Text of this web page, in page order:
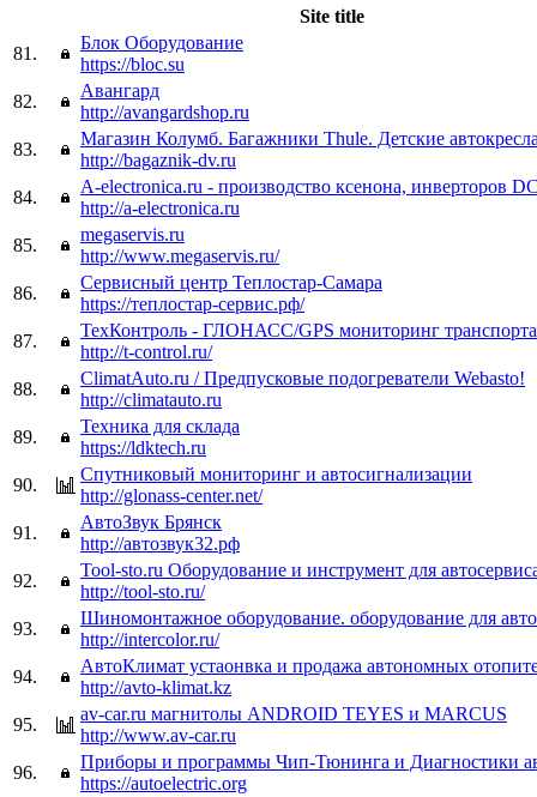
Site title
81.
Блок Оборудование
https://bloc.su
82.
Авангард
http://avangardshop.ru
83.
Магазин Колумб. Багажники Thule. Детские
http://bagaznik-dv.ru
84.
A-electronica.ru - производство ксенона, инверторов
http://a-electronica.ru
85.
megaservis.ru
http://www.megaservis.ru/
86.
Сервисный центр Теплостар-Самара
https://теплостар-сервис.рф/
87.
ТехКонтроль - ГЛОНАСС/GPS мониторинг
http://t-control.ru/
88.
ClimatAuto.ru / Предпусковые подогреватели Webasto!
http://climatauto.ru
89.
Техника для склада
https://ldktech.ru
90.
Спутниковый мониторинг и автосигнализации
http://glonass-center.net/
91.
АвтоЗвук Брянск
http://автозвук32.рф
92.
Tool-sto.ru Оборудование и инструмент для
http://tool-sto.ru/
93.
Шиномонтажное оборудование. оборудование для
http://intercolor.ru/
94.
АвтоКлимат устаонвка и продажа автономных
http://avto-klimat.kz
95.
av-car.ru магнитолы ANDROID TEYES и MARCUS
http://www.av-car.ru
96.
Приборы и программы Чип-Тюнинга и Диагностики
https://autoelectric.org